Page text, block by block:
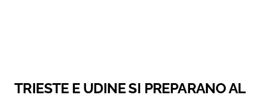
TRIESTE E UDINE SI PREPARANO AL